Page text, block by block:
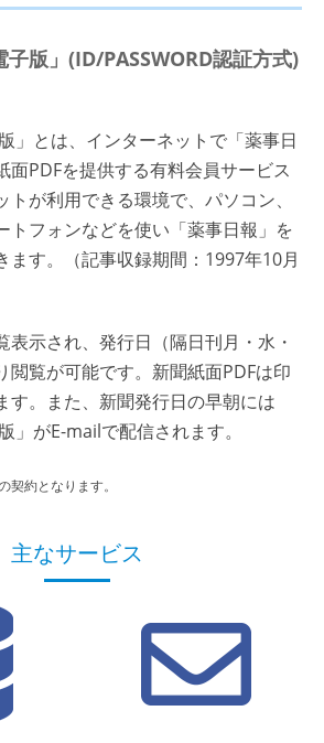
子版」(ID/PASSWORD認証方式)
」とは、インターネットで「薬事日
面PDFを提供する有料会員サービス
が利用できる環境で、パソコン、
トフォンなどを使い「薬事日報」を
ます。（記事収録期間：1997年10月
示され、発行日（隔日刊月・水・
閲覧が可能です。新聞紙面PDFは印
す。また、新聞発行日の早朝には
」がE-mailで配信されます。
約となります。
主なサービス